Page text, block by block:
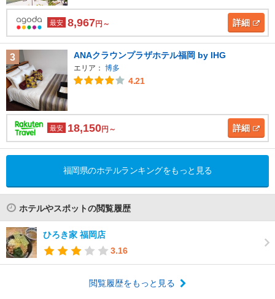
最安 8,967円～ 詳細
3 ANAクラウンプラザホテル福岡 by IHG
エリア： 博多
4.21
最安 18,150円～ 詳細
福岡県のホテルランキングをもっと見る
ホテルやスポットの閲覧履歴
ひろき家 福岡店
3.16
閲覧履歴をもっと見る